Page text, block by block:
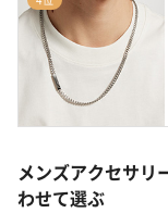
メンズアクセサリ
わせて選ぶ